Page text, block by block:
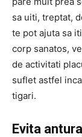
sa uiti, treptat,
te pot ajuta sa
corp sanatos,
de activitati
suflet astfel
tigari.
Evita